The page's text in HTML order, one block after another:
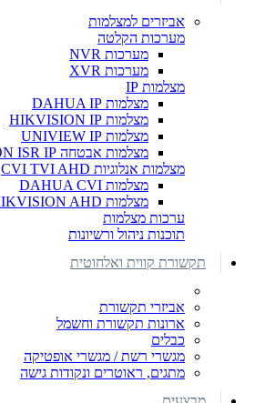
אביזרים למצלמות
מערכות הקלטה
מערכות NVR
מערכות XVR
מצלמות IP
מצלמות DAHUA IP
מצלמות HIKVISION IP
מצלמות UNIVIEW IP
מצלמות אבטחה PROVISION ISR IP
מצלמות אנלוגיות CVI TVI AHD
מצלמות DAHUA CVI
מצלמות HIKVISION AHD
ערכות מצלמות
תוכנות ניהול ורשיונות
תקשורת קווית ואלחוטית
אביזרי תקשורת
ארונות תקשורת וחשמל
כבלים
מגשרי רשת / מגשרי אופטיקה
מתגים, ראוטרים ונקודות גישה